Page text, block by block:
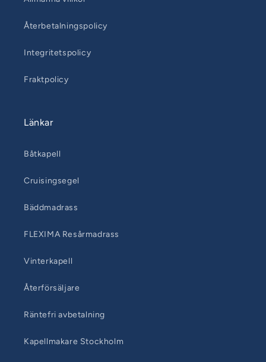
Återbetalningspolicy
Integritetspolicy
Fraktpolicy
Länkar
Båtkapell
Cruisingsegel
Bäddmadrass
FLEXIMA Resårmadrass
Vinterkapell
Återförsäljare
Räntefri avbetalning
Kapellmakare Stockholm